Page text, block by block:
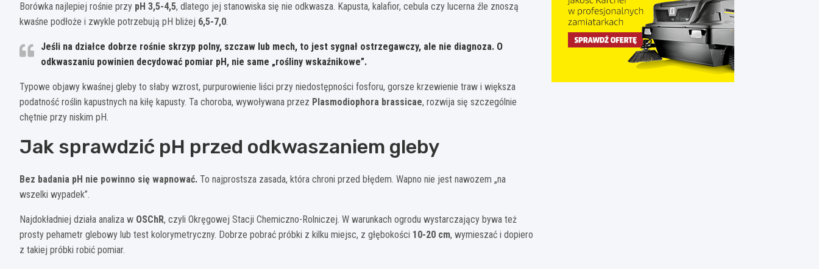
Borówka najlepiej rośnie przy pH 3,5-4,5, dlatego jej stanowiska się nie odkwasza. Kapusta, kalafior, cebula czy lucerna źle znoszą
kwaśne podłoże i zwykle potrzebują pH bliżej 6,5-7,0.
Jeśli na działce dobrze rośnie skrzyp polny, szczaw lub mech, to jest sygnał ostrzegawczy, ale nie diagnoza. O
odkwaszaniu powinien decydować pomiar pH, nie same „rośliny wskaźnikowe”.
Typowe objawy kwaśnej gleby to słaby wzrost, purpurowienie liści przy niedostępności fosforu, gorsze krzewienie traw i większa
podatność roślin kapustnych na kiłę kapusty. Ta choroba, wywoływana przez Plasmodiophora brassicae, rozwija się szczególnie
chętnie przy niskim pH.
Jak sprawdzić pH przed odkwaszaniem gleby
Bez badania pH nie powinno się wapnować. To najprostsza zasada, która chroni przed błędem. Wapno nie jest nawozem „na
wszelki wypadek”.
Najdokładniej działa analiza w OSChR, czyli Okręgowej Stacji Chemiczno-Rolniczej. W warunkach ogrodu wystarczający bywa też
prosty pehametr glebowy lub test kolorymetryczny. Dobrze pobrać próbki z kilku miejsc, z głębokości 10-20 cm, wymieszać i dopiero
z takiej próbki robić pomiar.